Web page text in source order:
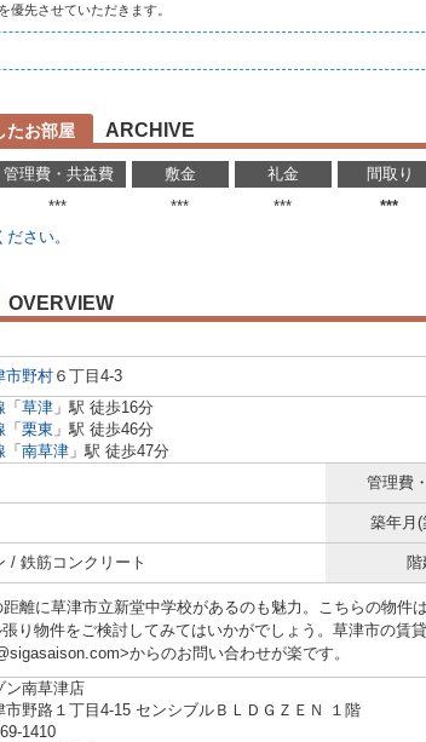
先させていただきます。
たお部屋 ARCHIVE
管理費・共益費 敷金 礼金 間取り
*** *** *** ***
さい。
OVERVIEW
市野村 ６丁目4-3
「 草津 」駅 徒歩16分
「 栗東 」駅 徒歩46分
「 南草津 」駅 徒歩47分
管理費
築年月(
/ 鉄筋コンクリート 階
離に草津市立新堂中学校があるのも魅力。こちらの物件
り物件をご検討してみてはいかがでしょう。草津市の賃
からのお問い合わせが楽です。
ン南草津店
市野路１丁目4-15 センシブルＢＬＤＧＺＥＮ １階
1410